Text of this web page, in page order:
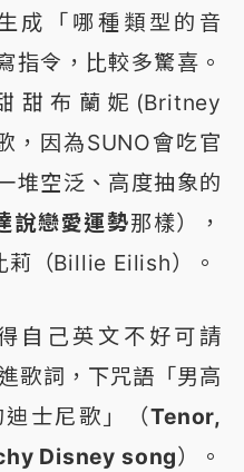
成「哪種類型的音
指令，比較多驚喜。
甜布蘭妮(Britney
，因為SUNO會吃官
堆空泛、高度抽象的
說戀愛運勢那樣），
莉（Billie Eilish）。
自己英文不好可請
歌詞，下咒語「男高
士尼歌」（Tenor,
Disney song）。